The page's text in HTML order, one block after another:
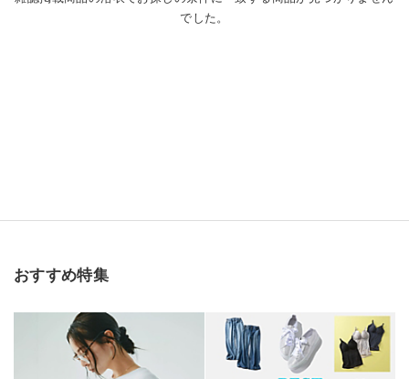
でした。
おすすめ特集